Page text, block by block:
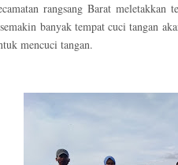
rangsang Barat
banyak tempat cuci tangan
mencuci tangan.